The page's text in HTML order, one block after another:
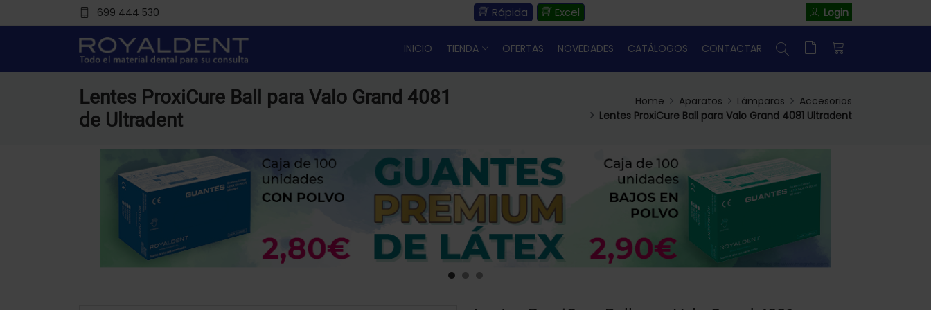
699 444 530 Rápida Excel Login
INICIO TIENDA OFERTAS NOVEDADES CATÁLOGOS CONTACTAR
Lentes ProxiCure Ball para Valo Grand 4081
de Ultradent
Home Aparatos Lámparas
Accesorios
Lentes ProxiCure Ball para Valo Grand 4081 Ultradent